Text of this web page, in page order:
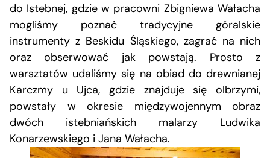
do Istebnej, gdzie w pracowni Zbigniewa Wałacha
mogliśmy poznać tradycyjne góralskie
instrumenty z Beskidu Śląskiego, zagrać na nich
oraz obserwować jak powstają. Prosto z
warsztatów udaliśmy się na obiad do drewnianej
Karczmy u Ujca, gdzie znajduje się olbrzymi,
powstały w okresie międzywojennym obraz
dwóch istebniańskich malarzy Ludwika
Konarzewskiego i Jana Wałacha.